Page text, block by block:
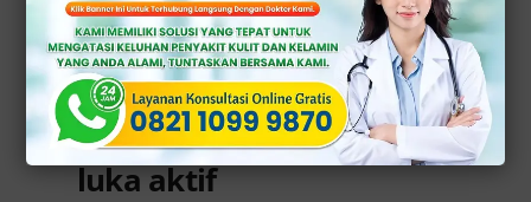
Beberapa hal yang harus Anda hindari
jika Anda terkena herpes.
Kontak langsung dengan
luka aktif